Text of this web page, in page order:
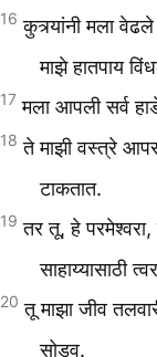
16 कुत्र्यांनी मला
माझे हातपाय
17 मला आपली सर्व
18 ते माझी वस्त्रे
टाकतात.
19 तर तू, हे परमेश्वरा,
साहाय्यासाठी
20 तू माझा जीव
सोडव.